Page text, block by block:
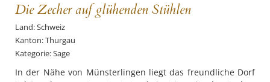
Die Zecher auf glühenden Stühlen
Land: Schweiz
Kanton: Thurgau
Kategorie: Sage
In der Nähe von Münsterlingen liegt das freundliche Dorf